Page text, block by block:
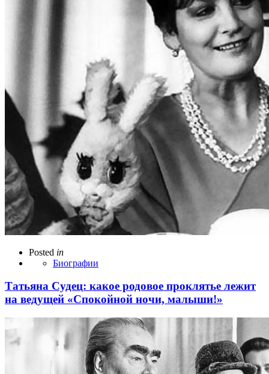
Posted in
Биографии
Татьяна Судец: какое родовое проклятье лежит
на ведущей «Спокойной ночи, малыши!»